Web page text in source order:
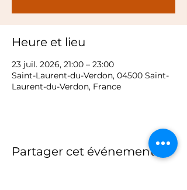
Heure et lieu
23 juil. 2026, 21:00 – 23:00
Saint-Laurent-du-Verdon, 04500 Saint-
Laurent-du-Verdon, France
Partager cet événement